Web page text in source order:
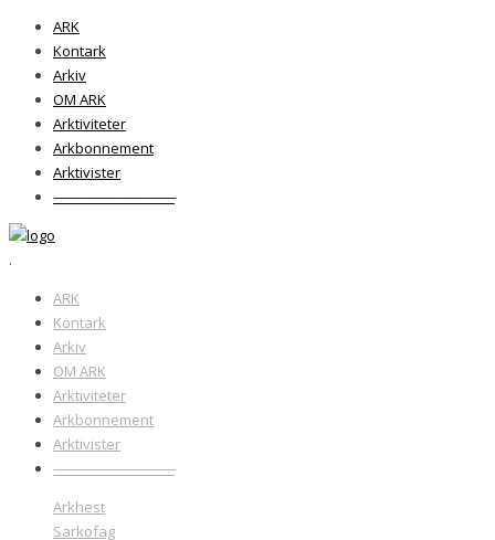
ARK
Kontark
Arkiv
OM ARK
Arktiviteter
Arkbonnement
Arktivister
——————————
.
ARK
Kontark
Arkiv
OM ARK
Arktiviteter
Arkbonnement
Arktivister
——————————
Arkhest
Sarkofag